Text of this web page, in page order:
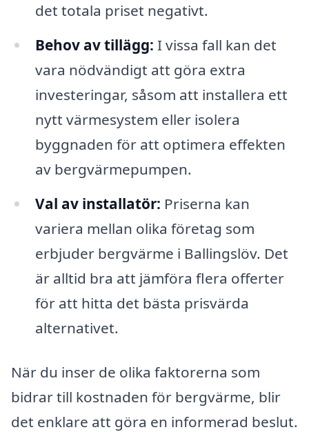
det totala priset negativt.
Behov av tillägg: I vissa fall kan det
vara nödvändigt att göra extra
investeringar, såsom att installera ett
nytt värmesystem eller isolera
byggnaden för att optimera effekten
av bergvärmepumpen.
Val av installatör: Priserna kan
variera mellan olika företag som
erbjuder bergvärme i Ballingslöv. Det
är alltid bra att jämföra flera offerter
för att hitta det bästa prisvärda
alternativet.
När du inser de olika faktorerna som
bidrar till kostnaden för bergvärme, blir
det enklare att göra en informerad beslut.